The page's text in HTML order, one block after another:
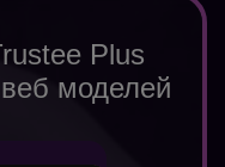
Plus
моделей